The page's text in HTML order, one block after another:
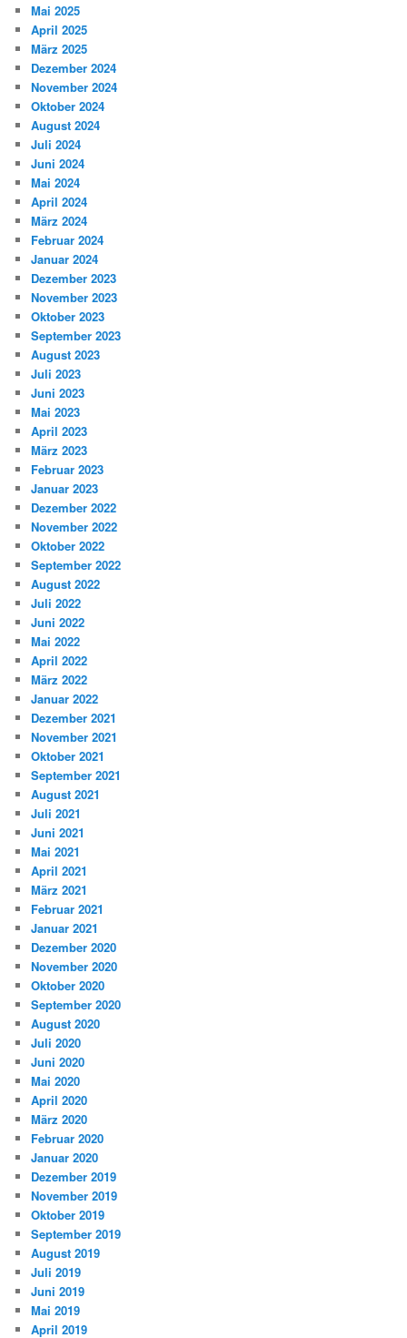
Mai 2025
April 2025
März 2025
Dezember 2024
November 2024
Oktober 2024
August 2024
Juli 2024
Juni 2024
Mai 2024
April 2024
März 2024
Februar 2024
Januar 2024
Dezember 2023
November 2023
Oktober 2023
September 2023
August 2023
Juli 2023
Juni 2023
Mai 2023
April 2023
März 2023
Februar 2023
Januar 2023
Dezember 2022
November 2022
Oktober 2022
September 2022
August 2022
Juli 2022
Juni 2022
Mai 2022
April 2022
März 2022
Januar 2022
Dezember 2021
November 2021
Oktober 2021
September 2021
August 2021
Juli 2021
Juni 2021
Mai 2021
April 2021
März 2021
Februar 2021
Januar 2021
Dezember 2020
November 2020
Oktober 2020
September 2020
August 2020
Juli 2020
Juni 2020
Mai 2020
April 2020
März 2020
Februar 2020
Januar 2020
Dezember 2019
November 2019
Oktober 2019
September 2019
August 2019
Juli 2019
Juni 2019
Mai 2019
April 2019